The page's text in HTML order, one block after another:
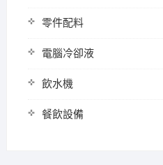
零件配料
電腦冷卻液
飲水機
餐飲設備